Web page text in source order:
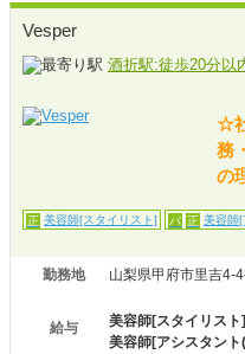
Vesper
酒折駅:徒歩20分以
☆
務
の
正 美容師[スタイリスト] パ 正 美容師[
勤務地 山梨県甲府市里吉
給与 美容師[スタイリスト]
美容師[アシスタント